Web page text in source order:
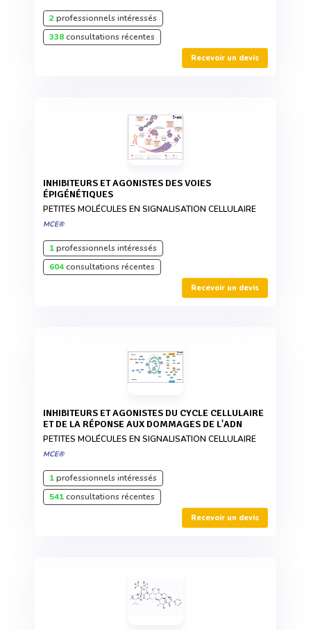
2professionnels intéressés
338consultations récentes
Recevoir un devis
INHIBITEURS ET AGONISTES DES VOIES
ÉPIGÉNÉTIQUES
PETITES MOLÉCULES EN SIGNALISATION CELLULAIRE
MCE®
1professionnels intéressés
604consultations récentes
Recevoir un devis
INHIBITEURS ET AGONISTES DU CYCLE CELLULAIRE
ET DE LA RÉPONSE AUX DOMMAGES DE L'ADN
PETITES MOLÉCULES EN SIGNALISATION CELLULAIRE
MCE®
1professionnels intéressés
541consultations récentes
Recevoir un devis